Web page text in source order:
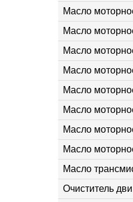
Масло
Масло
Масло
Масло
Масло
Масло
Масло
Масло
Масло
Очиститель